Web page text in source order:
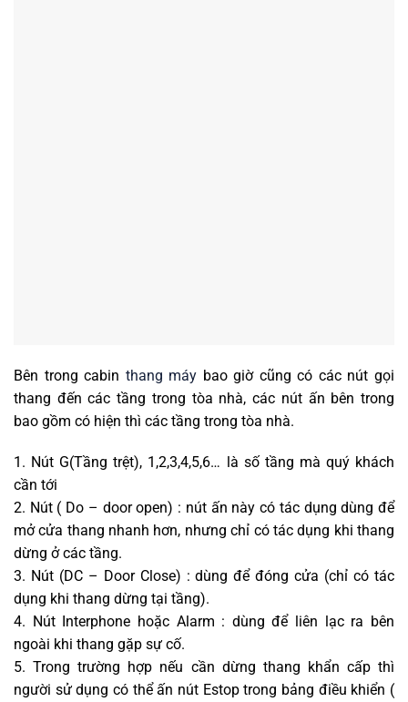
Bên trong cabin thang máy bao giờ cũng có các nút gọi
thang đến các tầng trong tòa nhà, các nút ấn bên trong
bao gồm có hiện thì các tầng trong tòa nhà.
1. Nút G(Tầng trệt), 1,2,3,4,5,6… là số tầng mà quý khách
cần tới
2. Nút ( Do – door open) : nút ấn này có tác dụng dùng để
mở cửa thang nhanh hơn, nhưng chỉ có tác dụng khi thang
dừng ở các tầng.
3. Nút (DC – Door Close) : dùng để đóng cửa (chỉ có tác
dụng khi thang dừng tại tầng).
4. Nút Interphone hoặc Alarm : dùng để liên lạc ra bên
ngoài khi thang gặp sự cố.
5. Trong trường hợp nếu cần dừng thang khẩn cấp thì
người sử dụng có thể ấn nút Estop trong bảng điều khiển (